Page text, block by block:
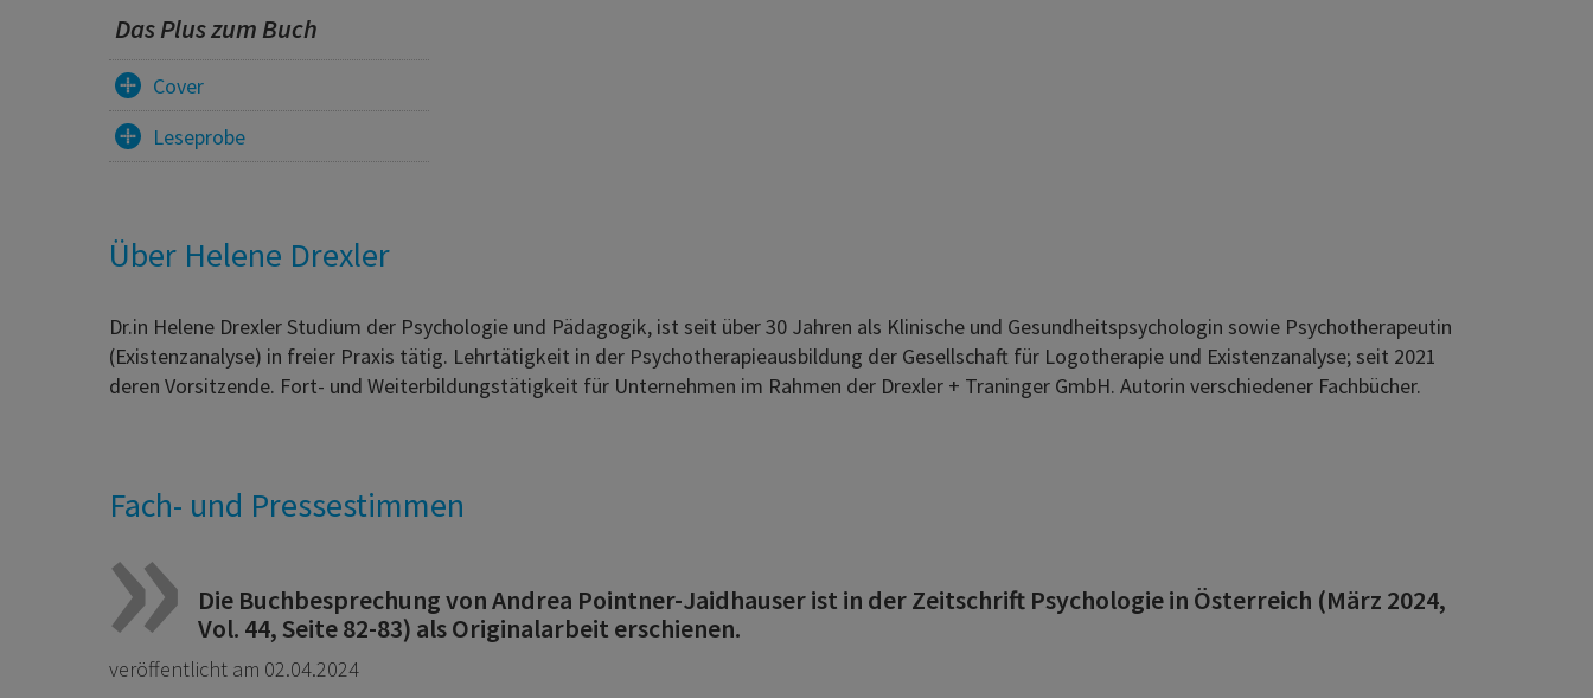
Das Plus zum Buch
Cover
Leseprobe
Über Helene Drexler
Dr.in Helene Drexler Studium der Psychologie und Pädagogik, ist seit über 30 Jahren als Klinische und Gesundheitspsychologin sowie Psychotherapeutin
(Existenzanalyse) in freier Praxis tätig. Lehrtätigkeit in der Psychotherapieausbildung der Gesellschaft für Logotherapie und Existenzanalyse; seit 2021
deren Vorsitzende. Fort- und Weiterbildungstätigkeit für Unternehmen im Rahmen der Drexler + Traninger GmbH. Autorin verschiedener Fachbücher.
Fach- und Pressestimmen
Die Buchbesprechung von Andrea Pointner-Jaidhauser ist in der Zeitschrift Psychologie in Österreich (März 2024,
Vol. 44, Seite 82-83) als Originalarbeit erschienen.
veröffentlicht am 02.04.2024